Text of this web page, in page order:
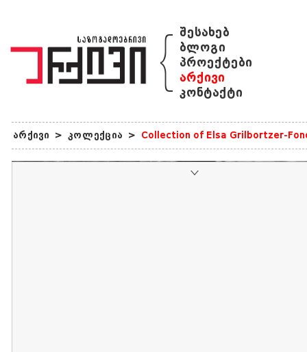
{ შესახებ
ბლოგი
პროექტები
არქივი
კონტაქტი
არქივი > კოლექცია > Collection of Elsa Grilbortzer-